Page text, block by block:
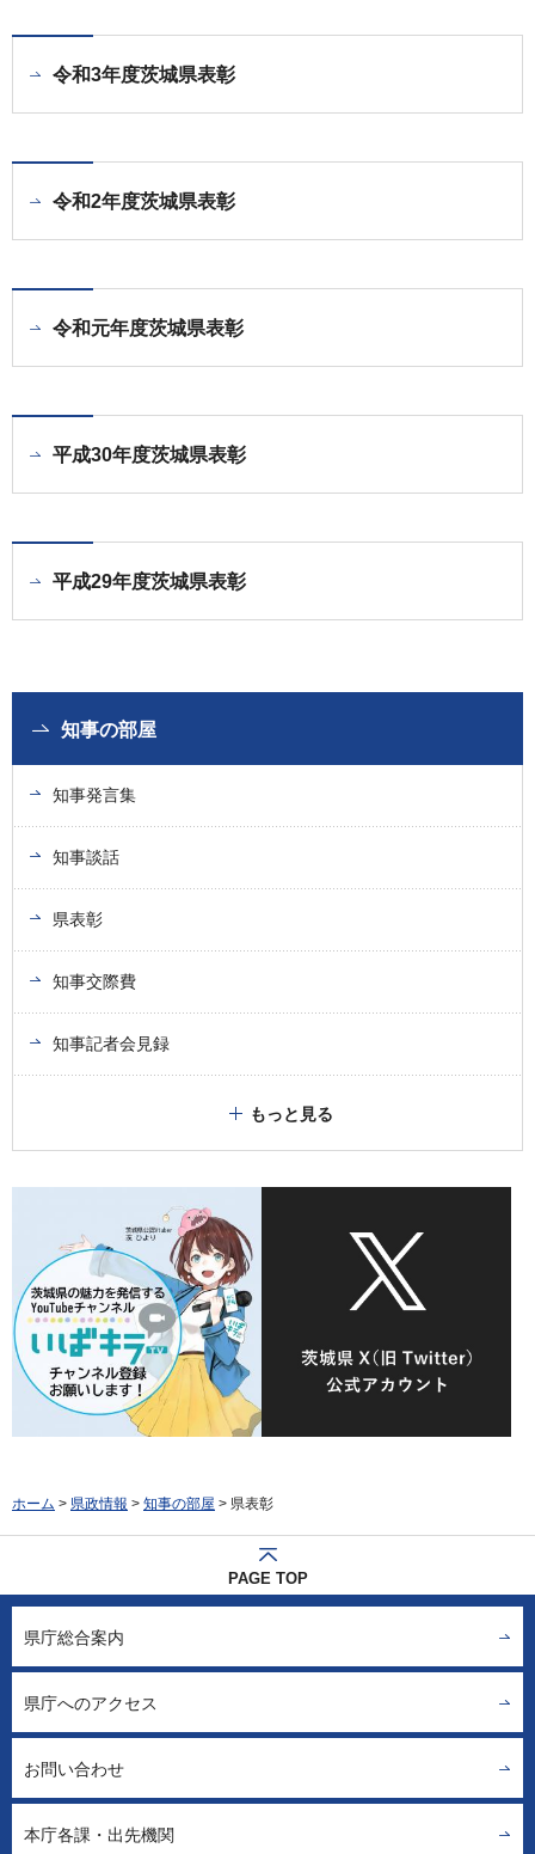
令和3年度茨城県表彰
令和2年度茨城県表彰
令和元年度茨城県表彰
平成30年度茨城県表彰
平成29年度茨城県表彰
知事の部屋
知事発言集
知事談話
県表彰
知事交際費
知事記者会見録
もっと見る
ホーム > 県政情報 > 知事の部屋 > 県表彰
PAGE TOP
県庁総合案内
県庁へのアクセス
お問い合わせ
本庁各課・出先機関